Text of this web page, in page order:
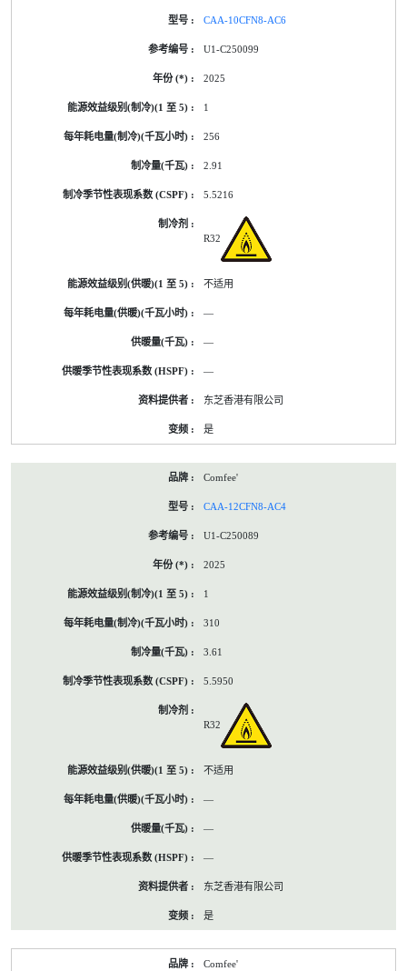
CAA-10CFN8-AC6
U1-C250099
2025
1
256
2.91
5.5216
R32
不适用
—
—
—
东芝香港有限公司
是
Comfee'
CAA-12CFN8-AC4
U1-C250089
2025
1
310
3.61
5.5950
R32
不适用
—
—
—
东芝香港有限公司
是
Comfee'